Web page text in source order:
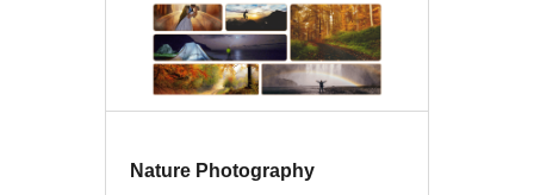
Nature Photography